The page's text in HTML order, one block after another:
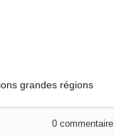
grandes régions
0 commentaire